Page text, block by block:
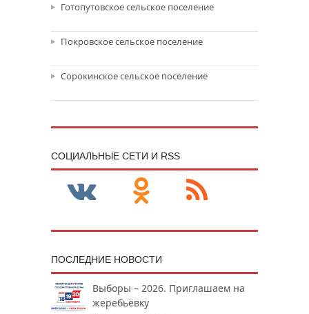
Готопутовское сельское поселение
Покровское сельское поселение
Сорокинское сельское поселение
CОЦИАЛЬНЫЕ СЕТИ И RSS
ПОСЛЕДНИЕ НОВОСТИ
Выборы – 2026. Приглашаем на
жеребьёвку